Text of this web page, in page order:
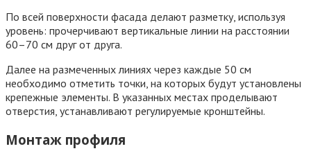
По всей поверхности фасада делают разметку, используя
уровень: прочерчивают вертикальные линии на расстоянии
60–70 см друг от друга.
Далее на размеченных линиях через каждые 50 см
необходимо отметить точки, на которых будут установлены
крепежные элементы. В указанных местах проделывают
отверстия, устанавливают регулируемые кронштейны.
Монтаж профиля